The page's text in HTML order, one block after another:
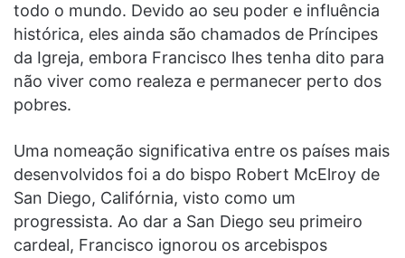
todo o mundo. Devido ao seu poder e influência
histórica, eles ainda são chamados de Príncipes
da Igreja, embora Francisco lhes tenha dito para
não viver como realeza e permanecer perto dos
pobres.
Uma nomeação significativa entre os países mais
desenvolvidos foi a do bispo Robert McElroy de
San Diego, Califórnia, visto como um
progressista. Ao dar a San Diego seu primeiro
cardeal, Francisco ignorou os arcebispos